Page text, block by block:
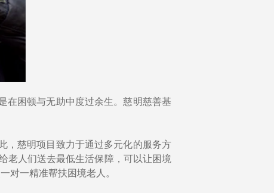
在困顿与无助中度过余生。慈明慈善基
，慈明项目致力于通过多元化的服务方
老人们送去最低生活保障，可以让困境
对一精准帮扶困境老人。